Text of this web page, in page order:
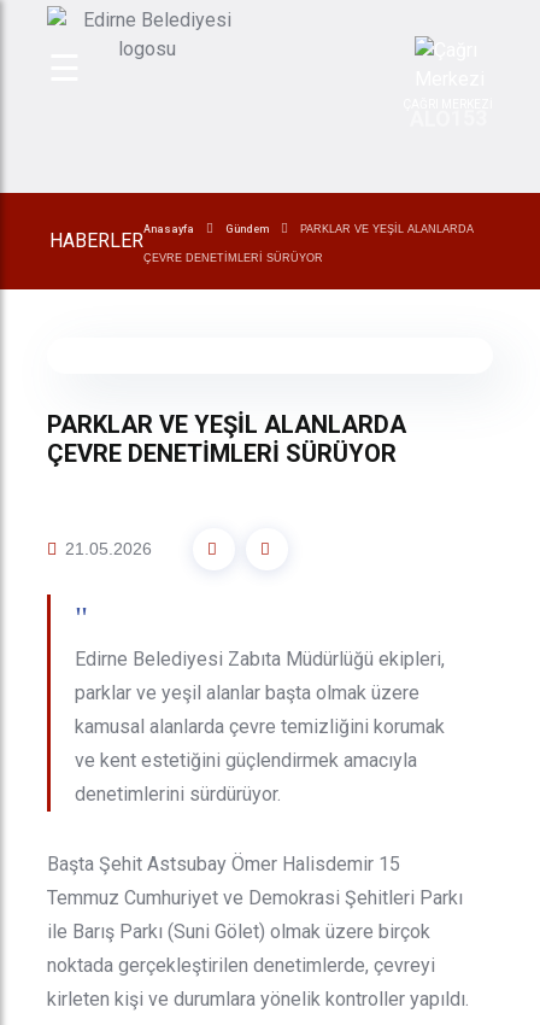
HABERLERAnasayfa Gündem PARKLAR VE YEŞİL ALANLARDA
ÇEVRE DENETİMLERİ SÜRÜYOR
PARKLAR VE YEŞİL ALANLARDA
ÇEVRE DENETİMLERİ SÜRÜYOR
21.05.2026
"
Edirne Belediyesi Zabıta Müdürlüğü ekipleri,
parklar ve yeşil alanlar başta olmak üzere
kamusal alanlarda çevre temizliğini korumak
ve kent estetiğini güçlendirmek amacıyla
denetimlerini sürdürüyor.
Başta Şehit Astsubay Ömer Halisdemir 15
Temmuz Cumhuriyet ve Demokrasi Şehitleri Parkı
ile Barış Parkı (Suni Gölet) olmak üzere birçok
noktada gerçekleştirilen denetimlerde, çevreyi
kirleten kişi ve durumlara yönelik kontroller yapıldı.